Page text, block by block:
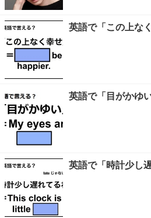
英語で「この上な
英語で「目がかゆ
英語で「時計少し